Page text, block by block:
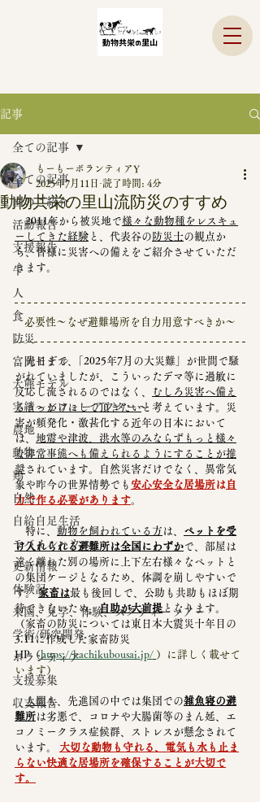
記事
全ての記事
園のご紹介
活動報告
支援報告
牛
人
食
防災
富岡モデル
大熊モデル
実績～ビフォーアフター～
農地
動物
鶏
自然
自給自足生活
モバイルハウス
更新情報
体験記
来園、見学、体験、スタディーツアー
学術/研究開発
ボランティア
支援募集
収支報告
全ての記事
動物共栄の里山流防災のすすめ
もーもーボランティアY
2025年7月11日 読了時間: 4分
2011年から被災地で様々な動物種をレスキュ
ーしてきた経験 と、代表谷の 防災士の観点か
ら、皆様に災害への備えをご紹介させていただ
きます。
必要性～なぜ避難場所を自力用意すべきか～
先日まで、｢2025年7月の大災難」が世間で騒
がれていましたが、こういったデマ等に過敏に
反応し流されるのではなく、
むしろ災害へ備え
るきっかけにして頂きたいと考えています。災
害が頻発化・激甚化する近年の日本において
は、地震や津波、洪水等のみならずもっと様々
な非常事態へも備えられるようにすることが推
奨されています。自然災害だけでなく、異常気
象や昨今の世界情勢でも 安心安全な居場所は 自
力で作る必要があります。
特に、 動物を飼われている方 は、 ペットを受
け入れられる避難所は全国にわずかで、部屋は
遠く離れた別の場所に上下左右様々なペットと
の集団ケージとなるため、体調を崩しやすいで
す。 家畜は最も後回しで、公助も共助もほぼ期
待できないため、自助が大前提 となります。
（家畜の防災については東日本大震災十年目の
3.11に作成した家畜防災
HP（https://kachikubousai.jp/ ）に詳しく載せて
います）
人間も、先進国の中では集団での雑魚寝の避
難所は劣悪で、コロナや大腸菌等のまん延、エ
コノミークラス症候群、ストレスが懸念されて
います。 大切な動物も守れる、電気も水も止ま
らない快適な居場所を確保することが大切で
す。